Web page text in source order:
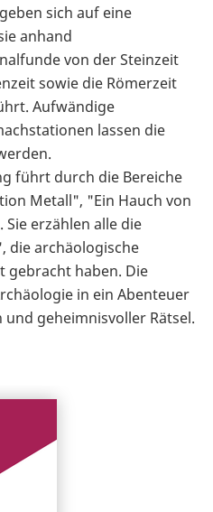
sich auf eine
anhand
von der Steinzeit
sowie die Römerzeit
Aufwändige
lassen die
führt durch die Bereiche
Metall", "Ein Hauch von
erzählen alle die
die archäologische
gebracht haben. Die
in ein Abenteuer
geheimnisvoller Rätsel.